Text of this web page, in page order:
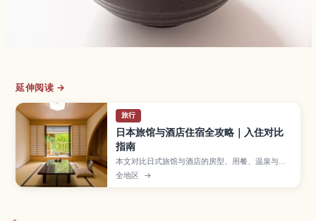
延伸阅读 →
旅行
日本旅馆与酒店住宿全攻略｜入住对比
指南
本文对比日式旅馆与酒店的房型、用餐、温泉与住
宿规则差异，帮助你按行程与需求选对住宿。
全地区 →